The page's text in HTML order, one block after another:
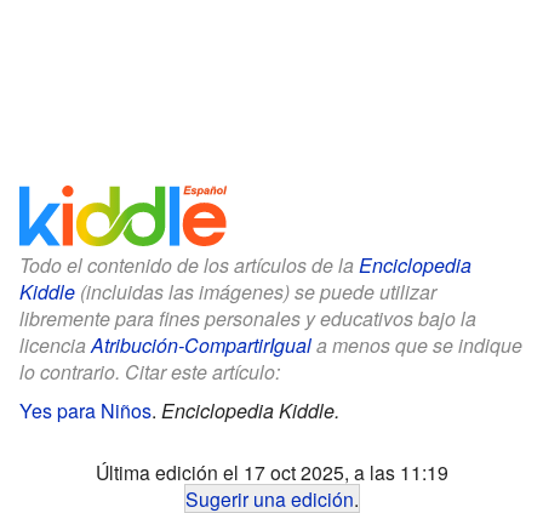
Todo el contenido de los artículos de la Enciclopedia
Kiddle (incluidas las imágenes) se puede utilizar
libremente para fines personales y educativos bajo la
licenciaAtribución-CompartirIguala menos que se indique
lo contrario. Citar este artículo:
Yes para Niños. Enciclopedia Kiddle.
Última edición el 17 oct 2025, a las 11:19
Sugerir una edición.